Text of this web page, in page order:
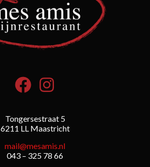
Tongersestraat 5
6211 LL Maastricht
mail@mesamis.nl
043 – 325 78 66